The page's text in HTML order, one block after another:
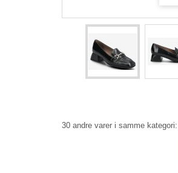
30 andre varer i samme kategori: